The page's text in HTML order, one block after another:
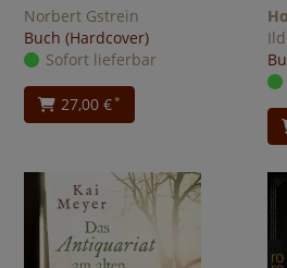
Norbert Gstrein
Buch (Hardcover)
Sofort lieferbar
27,00 €*